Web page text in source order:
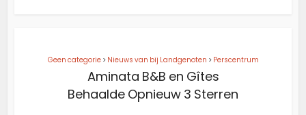
Geen categorie> Nieuws van bij Landgenoten > Perscentrum
Aminata B&B en Gîtes
Behaalde Opnieuw 3 Sterren